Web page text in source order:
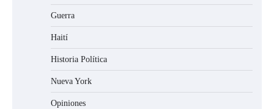
Guerra
Haití
Historia Política
Nueva York
Opiniones